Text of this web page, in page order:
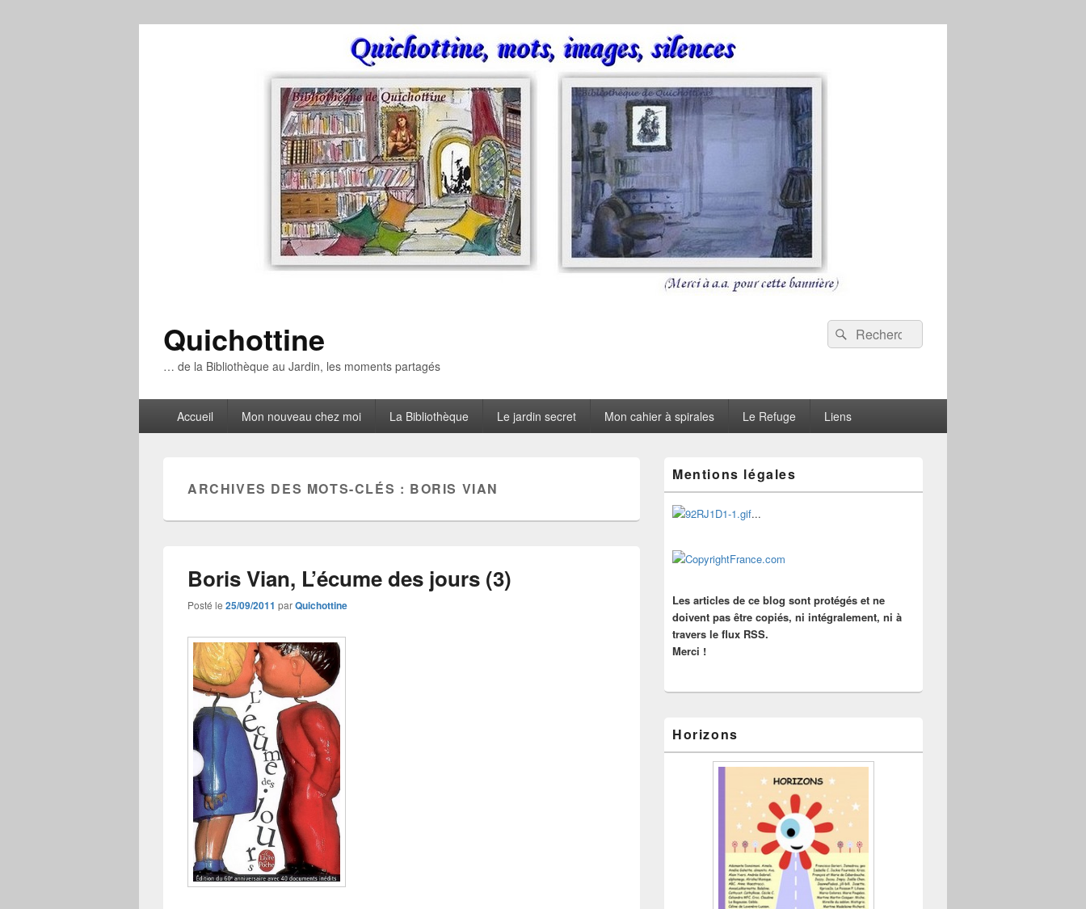
Quichottine
… de la Bibliothèque au Jardin, les moments partagés
Recherche :
Rechercher
principalAccueil Mon nouveau chez moi La Bibliothèque Le jardin secret Mon cahier à spirales Le Refuge Liens
ARCHIVES DES MOTS-CLÉS : BORIS VIAN
Boris Vian, L’écume des jours (3)
Posté le 25/09/2011 parQuichottine
principale
de
widget
pour
barre
latérale
Mentions légales
...
Les articles de ce blog sont protégés et ne
doivent pas être copiés, ni intégralement, ni à
travers le flux RSS.
Merci !
Horizons